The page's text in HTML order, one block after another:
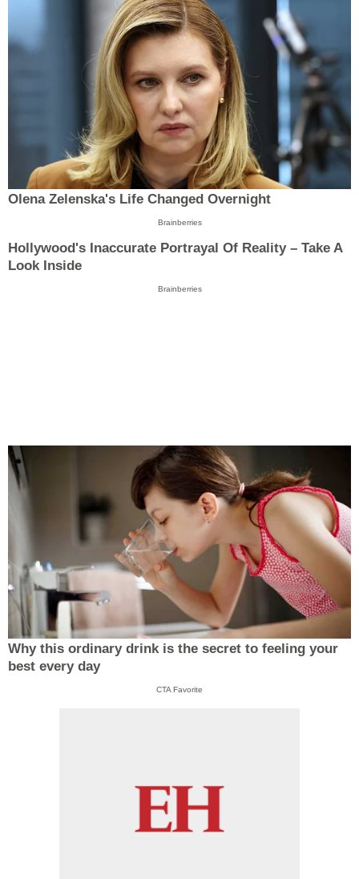
Olena Zelenska's Life Changed Overnight
Brainberries
Hollywood's Inaccurate Portrayal Of Reality – Take A
Look Inside
Brainberries
Why this ordinary drink is the secret to feeling your
best every day
CTA Favorite